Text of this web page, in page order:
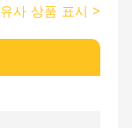
유사 상품 표시 >